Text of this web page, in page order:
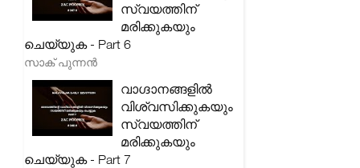
സ്വയത്തിന്
മരിക്കുകയും
ചെയ്യുക - Part 6
സാക് പുന്നൻ
വാഗ്ദാനങ്ങളിൽ
വിശ്വസിക്കുകയും
സ്വയത്തിന്
മരിക്കുകയും
ചെയ്യുക - Part 7